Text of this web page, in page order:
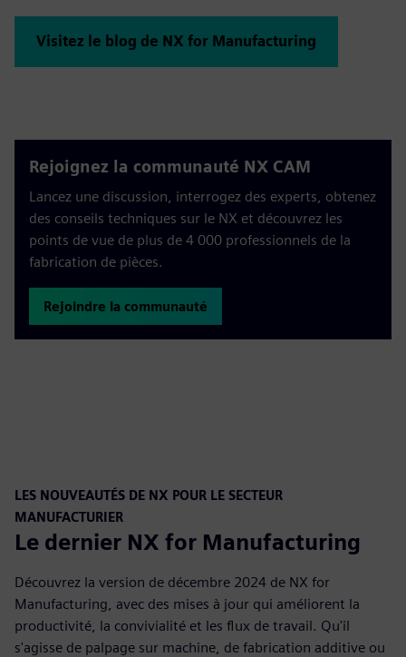
Visitez le blog de NX for Manufacturing
Rejoignez la communauté NX CAM
Lancez une discussion, interrogez des experts, obtenez
des conseils techniques sur le NX et découvrez les
points de vue de plus de 4 000 professionnels de la
fabrication de pièces.
Rejoindre la communauté
LES NOUVEAUTÉS DE NX POUR LE SECTEUR
MANUFACTURIER
Le dernier NX for Manufacturing
Découvrez la version de décembre 2024 de NX for
Manufacturing, avec des mises à jour qui améliorent la
productivité, la convivialité et les flux de travail. Qu'il
s'agisse de palpage sur machine, de fabrication additive ou